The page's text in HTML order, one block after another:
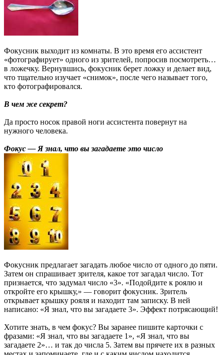
Фокусник выходит из комнаты. В это время его ассистент
«фотографирует» одного из зрителей, попросив посмотреть…
в ложечку. Вернувшись, фокусник берет ложку и делает вид,
что тщательно изучает «снимок», после чего называет того,
кто фотографировался.
В чем же секрет?
Да просто носок правой ноги ассистента повернут на
нужного человека.
Фокус — Я знал, что вы загадаете это число
Фокусник предлагает загадать любое число от одного до пяти.
Затем он спрашивает зрителя, какое тот загадал число. Тот
признается, что задумал число «3». «Подойдите к роялю и
откройте его крышку,» — говорит фокусник. Зритель
открывает крышку рояля и находит там записку. В ней
написано: «Я знал, что вы загадаете 3». Эффект потрясающий!
Хотите знать, в чем фокус? Вы заранее пишите карточки с
фразами: «Я знал, что вы загадаете 1», «Я знал, что вы
загадаете 2»… и так до числа 5. Затем вы прячете их в разных